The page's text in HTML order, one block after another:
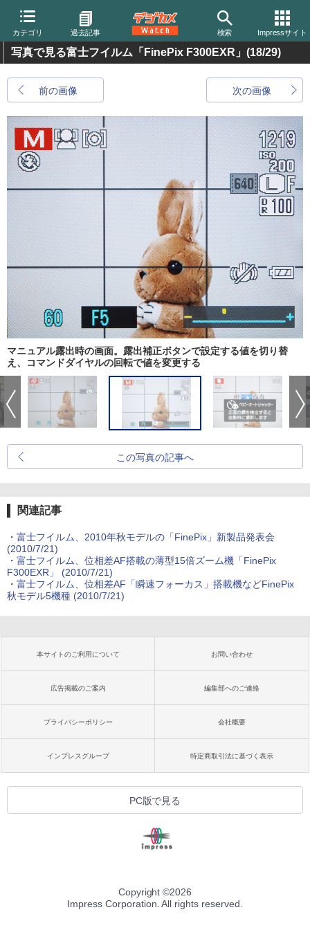
カテゴリ 過去記事 検索 Impressサイト
写真で見る富士フイルム「FinePix F300EXR」 (18/29)
前の画像 次の画像
マニュアル露出時の画面。露出補正ボタンで設定する値を切り替
え、コマンドダイヤルの回転で値を変更する
この写真の記事へ
関連記事
・ 富士フイルム、2010年秋モデルの「FinePix」新製品発表会
(2010/7/21)
・ 富士フイルム、位相差AF搭載の薄型15倍ズーム機「FinePix
F300EXR」 (2010/7/21)
・ 富士フイルム、位相差AF「瞬速フォーカス」搭載機などFinePix
秋モデル5機種 (2010/7/21)
本サイトのご利用について お問い合わせ
広告掲載のご案内 編集部へのご連絡
プライバシーポリシー 会社概要
インプレスグループ 特定商取引法に基づく表示
PC版で見る
Copyright ©2026
Impress Corporation. All rights reserved.